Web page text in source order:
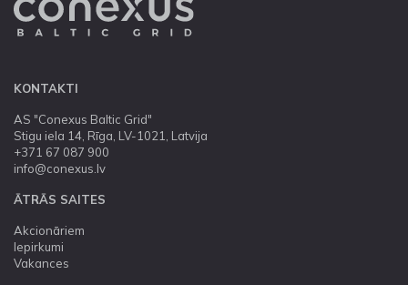
KONTAKTI
AS "Conexus Baltic Grid"
Stigu iela 14, Rīga, LV-1021, Latvija
+371 67 087 900
info@conexus.lv
ĀTRĀS SAITES
Akcionāriem
Iepirkumi
Vakances